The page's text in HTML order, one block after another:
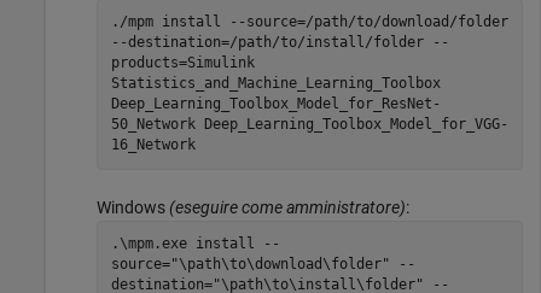
./mpm install --source=/path/to/download/folder
--destination=/path/to/install/folder --
products=Simulink
Statistics_and_Machine_Learning_Toolbox
Deep_Learning_Toolbox_Model_for_ResNet-
50_Network Deep_Learning_Toolbox_Model_for_VGG-
16_Network
Windows (eseguire come amministratore):
.\mpm.exe install --
source="\path\to\download\folder" --
destination="\path\to\install\folder" --